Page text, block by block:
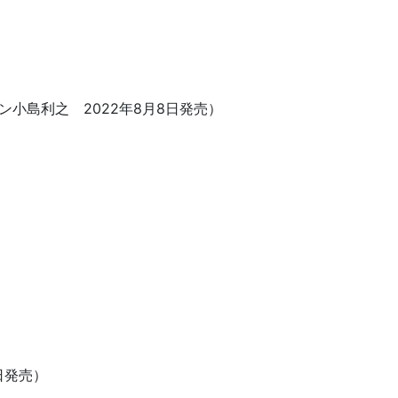
小島利之 2022年8月8日発売）
売）